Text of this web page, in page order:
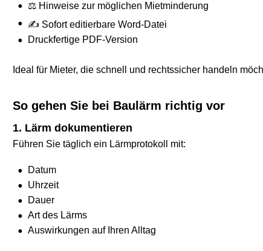
⚖️ Hinweise zur möglichen Mietminderung
✍️ Sofort editierbare Word-Datei
Druckfertige PDF-Version
Ideal für Mieter, die schnell und rechtssicher handeln möchten.
So gehen Sie bei Baulärm richtig vor
1. Lärm dokumentieren
Führen Sie täglich ein Lärmprotokoll mit:
Datum
Uhrzeit
Dauer
Art des Lärms
Auswirkungen auf Ihren Alltag